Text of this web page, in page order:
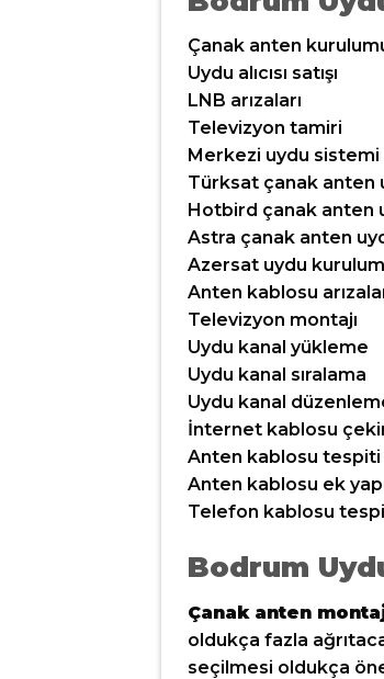
Çanak anten
Uydu alıcısı satışı
LNB arızaları
Televizyon tamiri
Merkezi uydu sistemi
Türksat çanak anten
Hotbird çanak anten
Astra çanak anten
Azersat uydu
Anten kablosu
Televizyon montajı
Uydu kanal yükleme
Uydu kanal sıralama
Uydu kanal
İnternet kablosu
Anten kablosu
Anten kablosu ek
Telefon kablosu
Bodrum
Çanak anten
oldukça fazla
seçilmesi oldukça